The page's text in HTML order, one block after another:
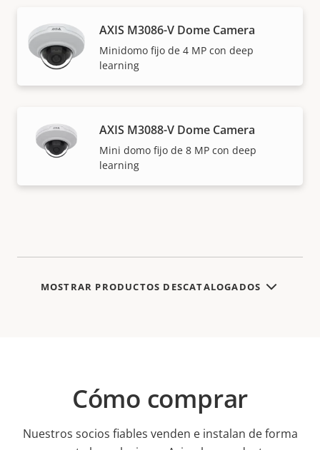
AXIS M3086-V Dome Camera
Minidomo fijo de 4 MP con deep
learning
AXIS M3088-V Dome Camera
Mini domo fijo de 8 MP con deep
learning
MOSTRAR PRODUCTOS DESCATALOGADOS
Cómo comprar
Nuestros socios fiables venden e instalan de forma